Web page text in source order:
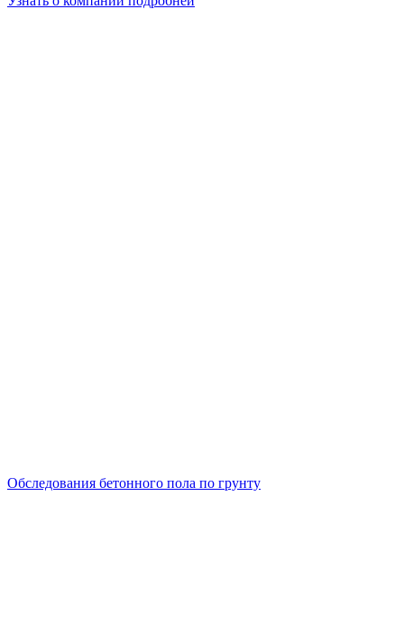
Обследования бетонного пола по грунту